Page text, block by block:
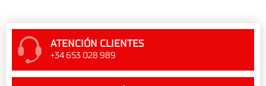
ATENCIÓN CLIENTES
+34 653 028 989